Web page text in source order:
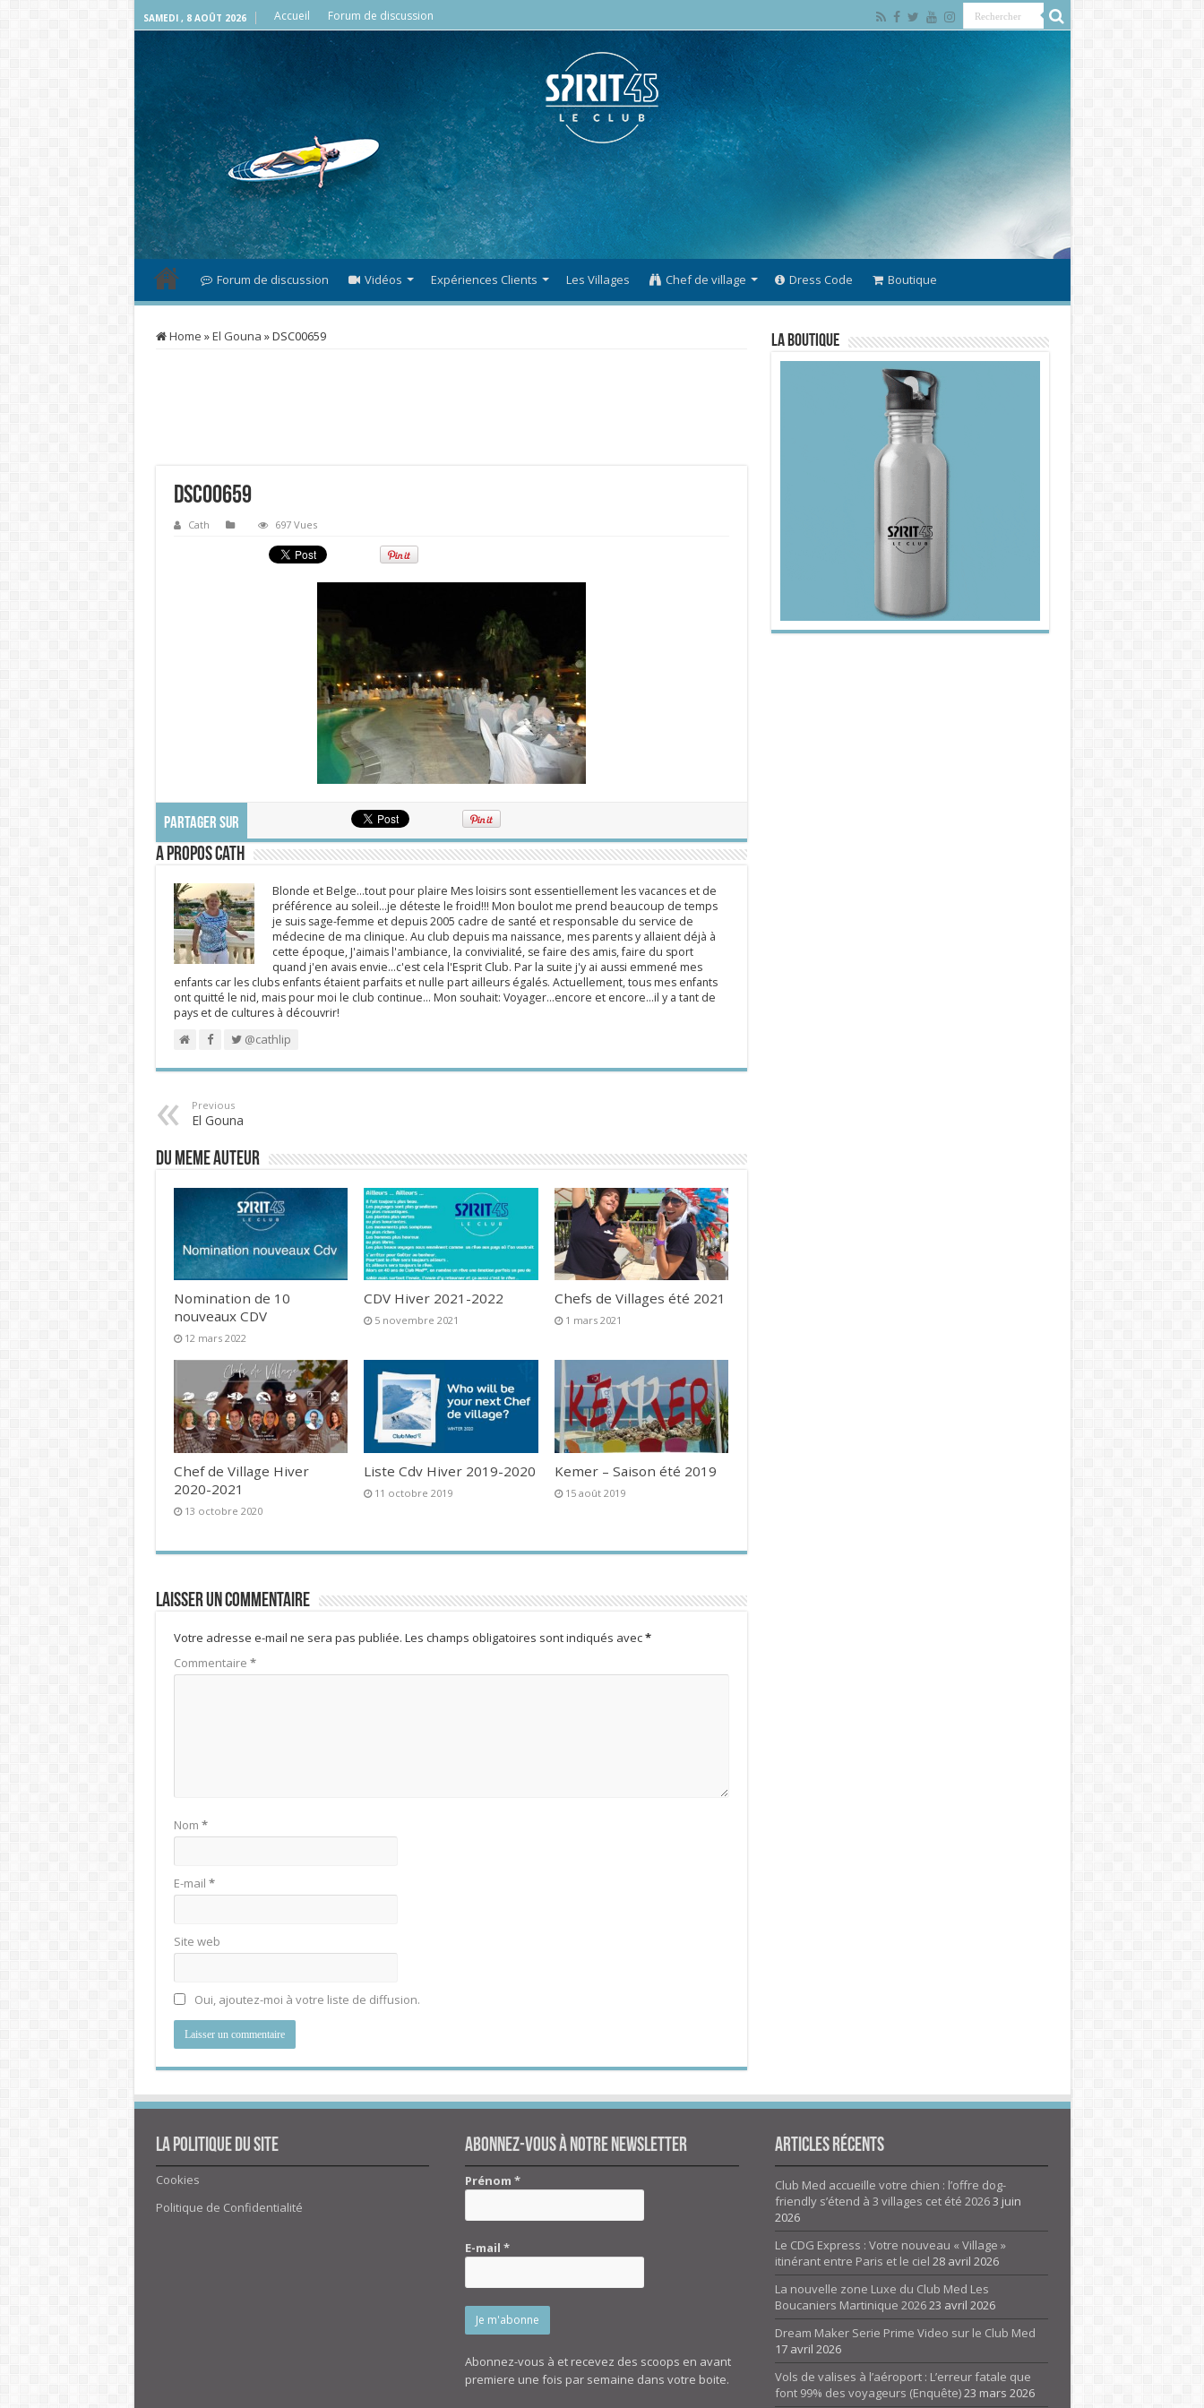
SAMEDI , 8 AOÛT 2026 Accueil Forum de discussion
Forum de discussion Vidéos Expériences Clients Les Villages Chef de village Dress Code Boutique
Home »El Gouna »DSC00659
DSC00659
Cath 697 Vues
PARTAGER SUR
A propos Cath
Blonde et Belge...tout pour plaire Mes loisirs sont essentiellement les vacances et de
préférence au soleil...je déteste le froid!!! Mon boulot me prend beaucoup de temps
je suis sage-femme et depuis 2005 cadre de santé et responsable du service de
médecine de ma clinique. Au club depuis ma naissance, mes parents y allaient déjà à
cette époque, J'aimais l'ambiance, la convivialité, se faire des amis, faire du sport
quand j'en avais envie...c'est cela l'Esprit Club. Par la suite j'y ai aussi emmené mes
enfants car les clubs enfants étaient parfaits et nulle part ailleurs égalés. Actuellement, tous mes enfants
ont quitté le nid, mais pour moi le club continue... Mon souhait: Voyager...encore et encore...il y a tant de
pays et de cultures à découvrir!
@cathlip
Previous
El Gouna
DU MEME AUTEUR
Nomination de 10
nouveaux CDV
12 mars 2022
CDV Hiver 2021-2022
5 novembre 2021
Chefs de Villages été 2021
1 mars 2021
Chef de Village Hiver
2020-2021
13 octobre 2020
Liste Cdv Hiver 2019-2020
11 octobre 2019
Kemer – Saison été 2019
15 août 2019
Laisser un commentaire
Votre adresse e-mail ne sera pas publiée. Les champs obligatoires sont indiqués avec*
Commentaire *
Nom *
E-mail *
Site web
Oui, ajoutez-moi à votre liste de diffusion.
La Boutique
La politique du site
Cookies
Politique de Confidentialité
Abonnez-vous à notre newsletter
Prénom*
E-mail*
Abonnez-vous à et recevez des scoops en avant
premiere une fois par semaine dans votre boite.
Articles Récents
Club Med accueille votre chien : l’offre dog-
friendly s’étend à 3 villages cet été 20263 juin
2026
Le CDG Express : Votre nouveau « Village »
itinérant entre Paris et le ciel 28 avril 2026
La nouvelle zone Luxe du Club Med Les
Boucaniers Martinique 202623 avril 2026
Dream Maker Serie Prime Video sur le Club Med
17 avril 2026
Vols de valises à l’aéroport : L’erreur fatale que
font 99% des voyageurs (Enquête)23 mars 2026